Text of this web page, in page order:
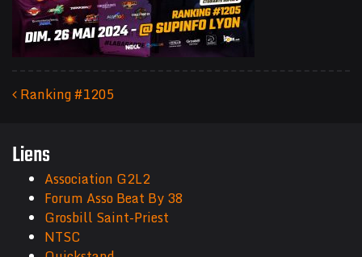
Ranking #1205
Liens
Association G2L2
Forum Asso Beat By 38
Grosbill Saint-Priest
NTSC